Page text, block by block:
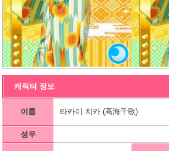
캐릭터 정보
이름 타카미 치카 (高海千歌)
성우